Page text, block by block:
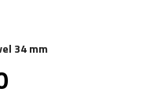
34 mm